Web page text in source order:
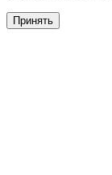
Принять